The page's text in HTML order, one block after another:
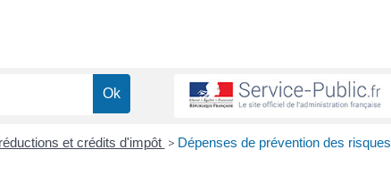
et crédits d'impôt > Dépenses de prévention des risques